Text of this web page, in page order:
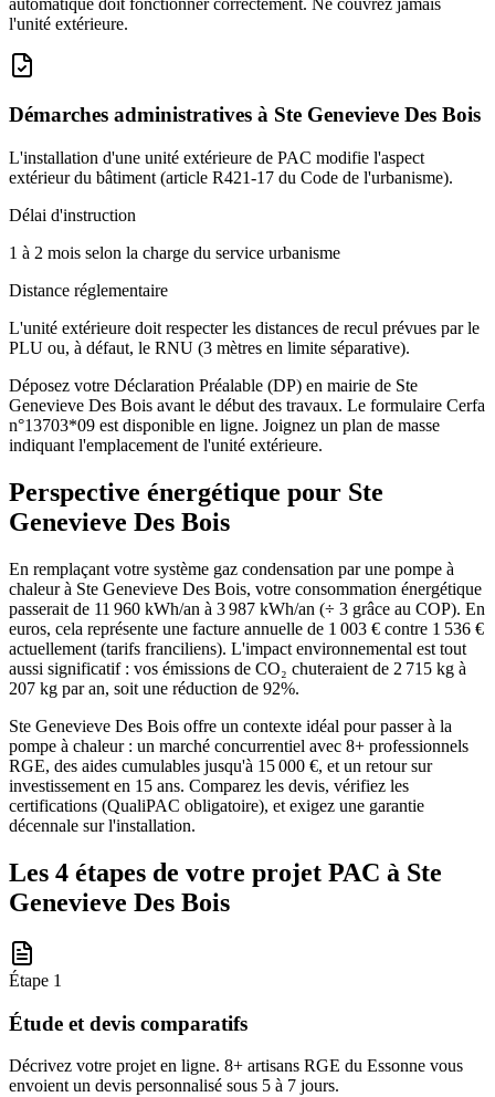
l'unité extérieure.
Démarches administratives à Ste Genevieve Des Bois
L'installation d'une unité extérieure de PAC modifie l'aspect
extérieur du bâtiment (article R421-17 du Code de l'urbanisme).
Délai d'instruction
1 à 2 mois selon la charge du service urbanisme
Distance réglementaire
L'unité extérieure doit respecter les distances de recul prévues par le
PLU ou, à défaut, le RNU (3 mètres en limite séparative).
Déposez votre Déclaration Préalable (DP) en mairie de Ste
Genevieve Des Bois avant le début des travaux. Le formulaire Cerfa
n°13703*09 est disponible en ligne. Joignez un plan de masse
indiquant l'emplacement de l'unité extérieure.
Perspective énergétique pour Ste
Genevieve Des Bois
En remplaçant votre système gaz condensation par une pompe à
chaleur à Ste Genevieve Des Bois, votre consommation énergétique
passerait de 11 960 kWh/an à 3 987 kWh/an (÷ 3 grâce au COP). En
euros, cela représente une facture annuelle de 1 003 € contre 1 536 €
actuellement (tarifs franciliens). L'impact environnemental est tout
aussi significatif : vos émissions de CO₂ chuteraient de 2 715 kg à
207 kg par an, soit une réduction de 92%.
Ste Genevieve Des Bois offre un contexte idéal pour passer à la
pompe à chaleur : un marché concurrentiel avec 8+ professionnels
RGE, des aides cumulables jusqu'à 15 000 €, et un retour sur
investissement en 15 ans. Comparez les devis, vérifiez les
certifications (QualiPAC obligatoire), et exigez une garantie
décennale sur l'installation.
Les 4 étapes de votre projet PAC à Ste
Genevieve Des Bois
Étape 1
Étude et devis comparatifs
Décrivez votre projet en ligne. 8+ artisans RGE du Essonne vous
envoient un devis personnalisé sous 5 à 7 jours.